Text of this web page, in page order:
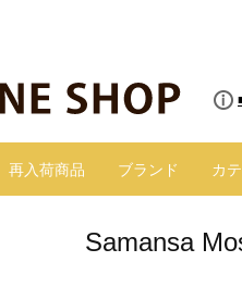
再入荷商品 ブランド カ
Samansa